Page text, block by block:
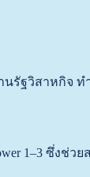
ฐวิสาหกิจ ท
1–3 ซึ่งช่วยส